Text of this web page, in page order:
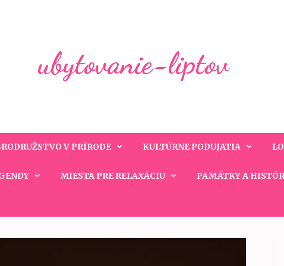
ubytovanie-liptov
V PRÍRODE KULTÚRNE PODUJATIA
MIESTA PRE RELAXÁCIU PAMÁTKY A